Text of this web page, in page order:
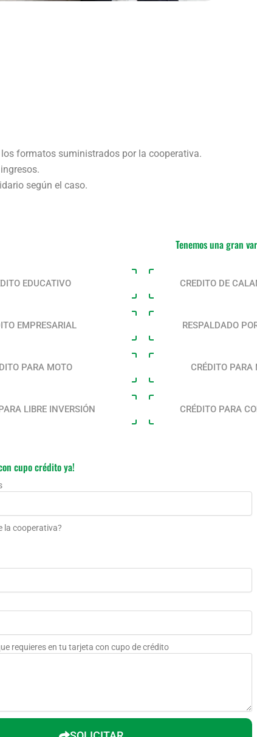
formatos suministrados por la cooperativa.
según el caso.
Tenemos una gran
EDUCATIVO CREDITO DE
EMPRESARIAL RESPALDADO
PARA MOTO CRÉDITO PARA
LIBRE INVERSIÓN CRÉDITO PARA
cupo crédito ya!
la cooperativa?
requieres en tu tarjeta con cupo de crédito